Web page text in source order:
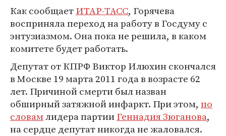
Как сообщаетИТАР-ТАСС, Горячева
восприняла переход на работу в Госдуму с
энтузиазмом. Она пока не решила, в каком
комитете будет работать.
Депутат от КПРФ Виктор Илюхин скончался
в Москве 19 марта 2011 года в возрасте 62
лет. Причиной смерти был назван
обширный затяжной инфаркт. При этом, по
словамлидера партииГеннадия Зюганова,
на сердце депутат никогда не жаловался.